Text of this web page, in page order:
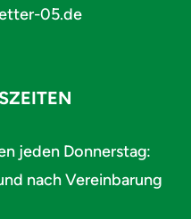
05.de
jeden Donnerstag:
nach Vereinbarung